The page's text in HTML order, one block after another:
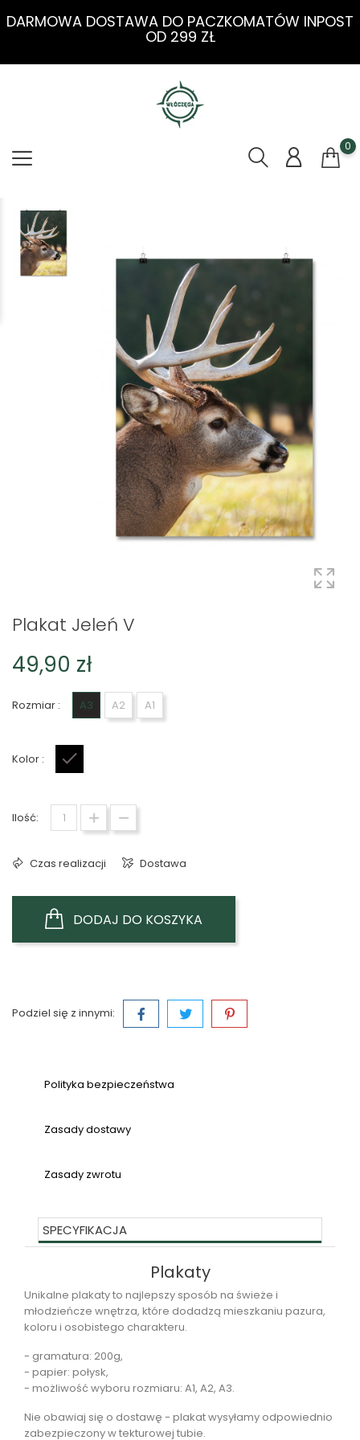
DARMOWA DOSTAWA DO PACZKOMATÓW INPOST
OD 299 ZŁ
0
Plakat Jeleń V
49,90 zł
Rozmiar : A3 A2 A1
Kolor :
Ilość:
Czas realizacji Dostawa
DODAJ DO KOSZYKA
Podziel się z innymi:
Polityka bezpieczeństwa
Zasady dostawy
Zasady zwrotu
SPECYFIKACJA
Plakaty
Unikalne plakaty to najlepszy sposób na świeże i
młodzieńcze wnętrza, które dodadzą mieszkaniu pazura,
koloru i osobistego charakteru.
- gramatura: 200g,
- papier: połysk,
- możliwość wyboru rozmiaru: A1, A2, A3.
Nie obawiaj się o dostawę - plakat wysyłamy odpowiednio
zabezpieczony w tekturowej tubie.